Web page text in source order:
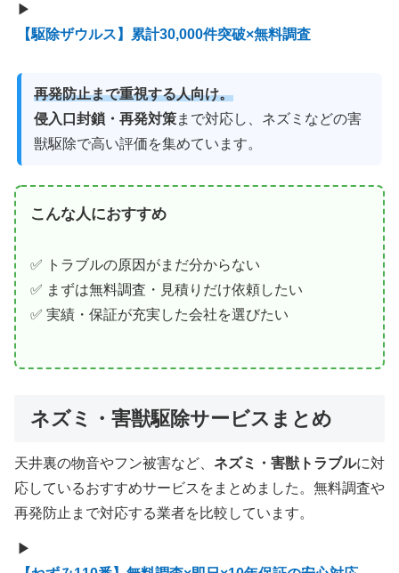
▶
【駆除ザウルス】累計30,000件突破×無料調査
再発防止まで重視する人向け。
侵入口封鎖・再発対策まで対応し、ネズミなどの害
獣駆除で高い評価を集めています。
こんな人におすすめ
✅ トラブルの原因がまだ分からない
✅ まずは無料調査・見積りだけ依頼したい
✅ 実績・保証が充実した会社を選びたい
ネズミ・害獣駆除サービスまとめ
天井裏の物音やフン被害など、 ネズミ・害獣トラブルに対
応しているおすすめサービスをまとめました。無料調査や
再発防止まで対応する業者を比較しています。
▶